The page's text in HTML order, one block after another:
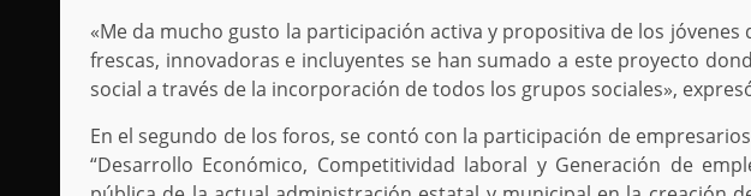
«Me da mucho gusto la participación activa y propositiva de los
frescas, innovadoras e incluyentes se han sumado a este proyecto
social a través de la incorporación de todos los grupos sociales»,
En el segundo de los foros, se contó con la participación de
“Desarrollo Económico, Competitividad laboral y Generación de